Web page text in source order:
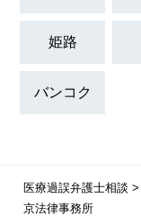
姫路
バンコク
医療過誤弁護士相談 >
京法律事務所